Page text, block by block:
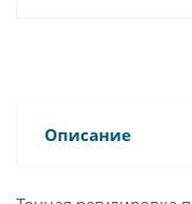
Описание